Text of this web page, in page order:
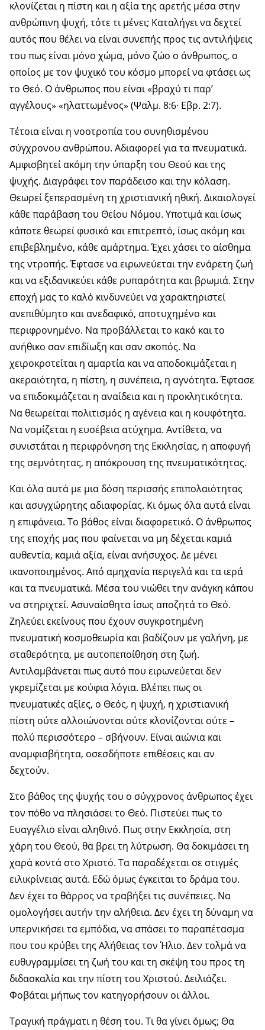
κλονίζεται η πίστη και η αξία της αρετής μέσα στην
ανθρώπινη ψυχή, τότε τι μένει; Καταλήγει να δεχτεί
αυτός που θέλει να είναι συνεπής προς τις αντιλήψεις
του πως είναι μόνο χώμα, μόνο ζώο ο άνθρωπος, ο
οποίος με τον ψυχικό του κόσμο μπορεί να φτάσει ως
το Θεό. Ο άνθρωπος που είναι «βραχύ τι παρ’
αγγέλους» «ηλαττωμένος» (Ψαλμ. 8:6· Εβρ. 2:7).
Τέτοια είναι η νοοτροπία του συνηθισμένου
σύγχρονου ανθρώπου. Αδιαφορεί για τα πνευματικά.
Αμφισβητεί ακόμη την ύπαρξη του Θεού και της
ψυχής. Διαγράφει τον παράδεισο και την κόλαση.
Θεωρεί ξεπερασμένη τη χριστιανική ηθική. Δικαιολογεί
κάθε παράβαση του Θείου Νόμου. Υποτιμά και ίσως
κάποτε θεωρεί φυσικό και επιτρεπτό, ίσως ακόμη και
επιβεβλημένο, κάθε αμάρτημα. Έχει χάσει το αίσθημα
της ντροπής. Έφτασε να ειρωνεύεται την ενάρετη ζωή
και να εξιδανικεύει κάθε ρυπαρότητα και βρωμιά. Στην
εποχή μας το καλό κινδυνεύει να χαρακτηριστεί
ανεπιθύμητο και ανεδαφικό, αποτυχημένο και
περιφρονημένο. Να προβάλλεται το κακό και το
ανήθικο σαν επιδίωξη και σαν σκοπός. Να
χειροκροτείται η αμαρτία και να αποδοκιμάζεται η
ακεραιότητα, η πίστη, η συνέπεια, η αγνότητα. Έφτασε
να επιδοκιμάζεται η αναίδεια και η προκλητικότητα.
Να θεωρείται πολιτισμός η αγένεια και η κουφότητα.
Να νομίζεται η ευσέβεια ατύχημα. Αντίθετα, να
συνιστάται η περιφρόνηση της Εκκλησίας, η αποφυγή
της σεμνότητας, η απόκρουση της πνευματικότητας.
Και όλα αυτά με μια δόση περισσής επιπολαιότητας
και ασυγχώρητης αδιαφορίας. Κι όμως όλα αυτά είναι
η επιφάνεια. Το βάθος είναι διαφορετικό. Ο άνθρωπος
της εποχής μας που φαίνεται να μη δέχεται καμιά
αυθεντία, καμιά αξία, είναι ανήσυχος. Δε μένει
ικανοποιημένος. Από αμηχανία περιγελά και τα ιερά
και τα πνευματικά. Μέσα του νιώθει την ανάγκη κάπου
να στηριχτεί. Ασυναίσθητα ίσως αποζητά το Θεό.
Ζηλεύει εκείνους που έχουν συγκροτημένη
πνευματική κοσμοθεωρία και βαδίζουν με γαλήνη, με
σταθερότητα, με αυτοπεποίθηση στη ζωή.
Αντιλαμβάνεται πως αυτό που ειρωνεύεται δεν
γκρεμίζεται με κούφια λόγια. Βλέπει πως οι
πνευματικές αξίες, ο Θεός, η ψυχή, η χριστιανική
πίστη ούτε αλλοιώνονται ούτε κλονίζονται ούτε –
πολύ περισσότερο – σβήνουν. Είναι αιώνια και
αναμφισβήτητα, οσεσδήποτε επιθέσεις και αν
δεχτούν.
Στο βάθος της ψυχής του ο σύγχρονος άνθρωπος έχει
τον πόθο να πλησιάσει το Θεό. Πιστεύει πως το
Ευαγγέλιο είναι αληθινό. Πως στην Εκκλησία, στη
χάρη του Θεού, θα βρει τη λύτρωση. Θα δοκιμάσει τη
χαρά κοντά στο Χριστό. Τα παραδέχεται σε στιγμές
ειλικρίνειας αυτά. Εδώ όμως έγκειται το δράμα του.
Δεν έχει το θάρρος να τραβήξει τις συνέπειες. Να
ομολογήσει αυτήν την αλήθεια. Δεν έχει τη δύναμη να
υπερνικήσει τα εμπόδια, να σπάσει το παραπέτασμα
που του κρύβει της Αλήθειας τον Ήλιο. Δεν τολμά να
ευθυγραμμίσει τη ζωή του και τη σκέψη του προς τη
διδασκαλία και την πίστη του Χριστού. Δειλιάζει.
Φοβάται μήπως τον κατηγορήσουν οι άλλοι.
Τραγική πράγματι η θέση του. Τι θα γίνει όμως; Θα